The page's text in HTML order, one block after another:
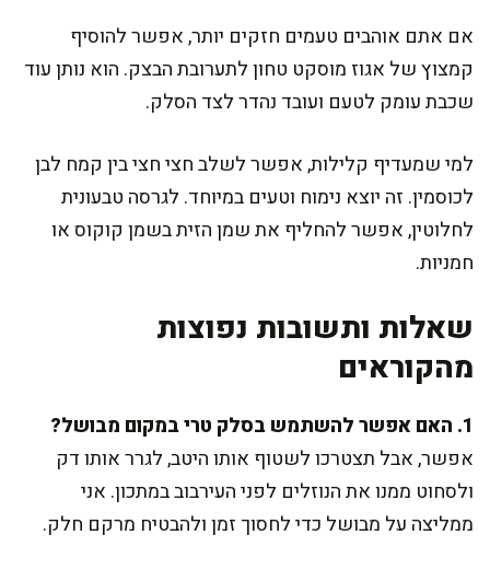
אם אתם אוהבים טעמים חזקים יותר, אפשר להוסיף
קמצוץ של אגוז מוסקט טחון לתערובת הבצק. הוא נותן עוד
שכבת עומק לטעם ועובד נהדר לצד הסלק.
למי שמעדיף קלילות, אפשר לשלב חצי חצי בין קמח לבן
לכוסמין. זה יוצא נימוח וטעים במיוחד. לגרסה טבעונית
לחלוטין, אפשר להחליף את שמן הזית בשמן קוקוס או
חמניות.
שאלות ותשובות נפוצות
מהקוראים
1. האם אפשר להשתמש בסלק טרי במקום מבושל?
אפשר, אבל תצטרכו לשטוף אותו היטב, לגרר אותו דק
ולסחוט ממנו את הנוזלים לפני העירבוב במתכון. אני
ממליצה על מבושל כדי לחסוך זמן ולהבטיח מרקם חלק.